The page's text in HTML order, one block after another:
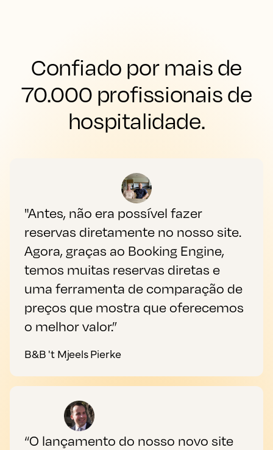
Confiado por mais de
70.000 profissionais de
hospitalidade.
"Antes, não era possível fazer
reservas diretamente no nosso site.
Agora, graças ao Booking Engine,
temos muitas reservas diretas e
uma ferramenta de comparação de
preços que mostra que oferecemos
o melhor valor.”
B&B 't Mjeels Pierke
“O lançamento do nosso novo site